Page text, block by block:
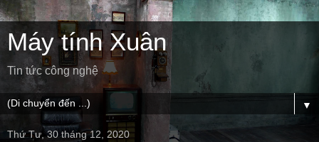
Máy tính Xuân
Tin tức công nghệ
▼
Thứ Tư, 30 tháng 12, 2020